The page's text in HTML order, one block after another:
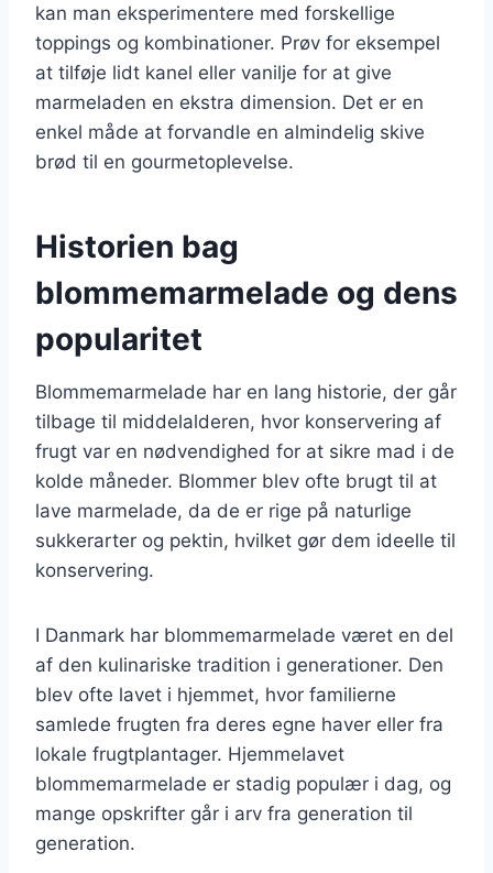
kan man eksperimentere med forskellige
toppings og kombinationer. Prøv for eksempel
at tilføje lidt kanel eller vanilje for at give
marmeladen en ekstra dimension. Det er en
enkel måde at forvandle en almindelig skive
brød til en gourmetoplevelse.
Historien bag
blommemarmelade og dens
popularitet
Blommemarmelade har en lang historie, der går
tilbage til middelalderen, hvor konservering af
frugt var en nødvendighed for at sikre mad i de
kolde måneder. Blommer blev ofte brugt til at
lave marmelade, da de er rige på naturlige
sukkerarter og pektin, hvilket gør dem ideelle til
konservering.
I Danmark har blommemarmelade været en del
af den kulinariske tradition i generationer. Den
blev ofte lavet i hjemmet, hvor familierne
samlede frugten fra deres egne haver eller fra
lokale frugtplantager. Hjemmelavet
blommemarmelade er stadig populær i dag, og
mange opskrifter går i arv fra generation til
generation.